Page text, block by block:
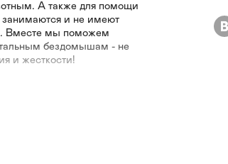
А также для помощи
и не имеют
Вместе мы поможем
бездомышам - не
и жесткости!